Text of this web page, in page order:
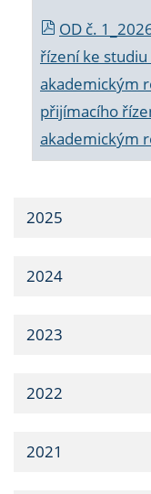
OD č.
řízení ke studiu
akademickým
přijímacího
akademickým
2025
2024
2023
2022
2021